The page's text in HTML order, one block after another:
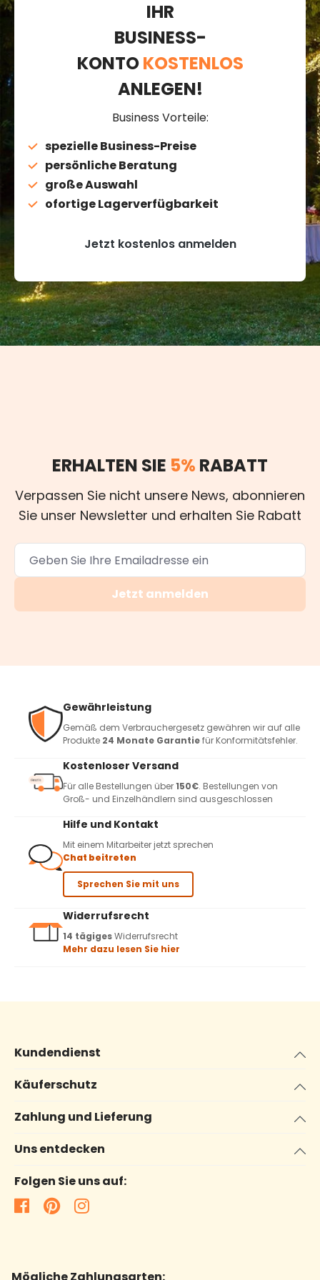
IHR
BUSINESS-
KONTOKOSTENLOS
ANLEGEN!
Business Vorteile:
spezielle Business-Preise
persönliche Beratung
große Auswahl
ofortige Lagerverfügbarkeit
Jetzt kostenlos anmelden
ERHALTEN SIE 5% RABATT
Verpassen Sie nicht unsere News, abonnieren
Sie unser Newsletter und erhalten Sie Rabatt
Jetzt anmelden
Gewährleistung
Gemäß dem Verbrauchergesetz gewähren wir auf alle
Produkte 24 Monate Garantiefür Konformitätsfehler.
Kostenloser Versand
Für alle Bestellungen über150€. Bestellungen von
Groß- und Einzelhändlern sind ausgeschlossen
Hilfe und Kontakt
Mit einem Mitarbeiter jetzt sprechen
Chat beitreten
Sprechen Sie mit uns
Widerrufsrecht
14 tägigesWiderrufsrecht
Mehr dazu lesen Sie hier
Kundendienst
Käuferschutz
Zahlung und Lieferung
Uns entdecken
Folgen Sie uns auf: